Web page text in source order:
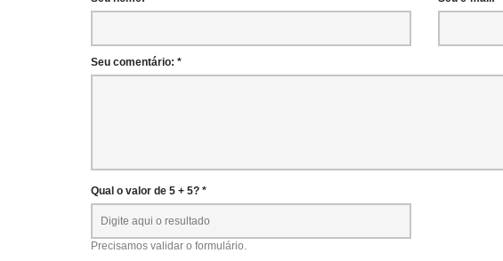
Seu comentário: *
Qual o valor de 5 + 5? *
Precisamos validar o formulário.